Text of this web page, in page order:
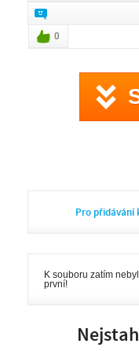
0
Pro přidávání
K souboru zatím
první!